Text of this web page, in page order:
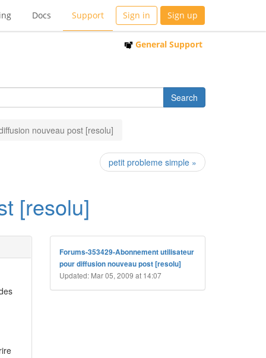
Docs Support Sign in Sign up
General Support
nouveau post [resolu]
petit probleme simple »
[resolu]
Forums-353429-Abonnement utilisateur
pour diffusion nouveau post [resolu]
Updated: Mar 05, 2009 at 14:07